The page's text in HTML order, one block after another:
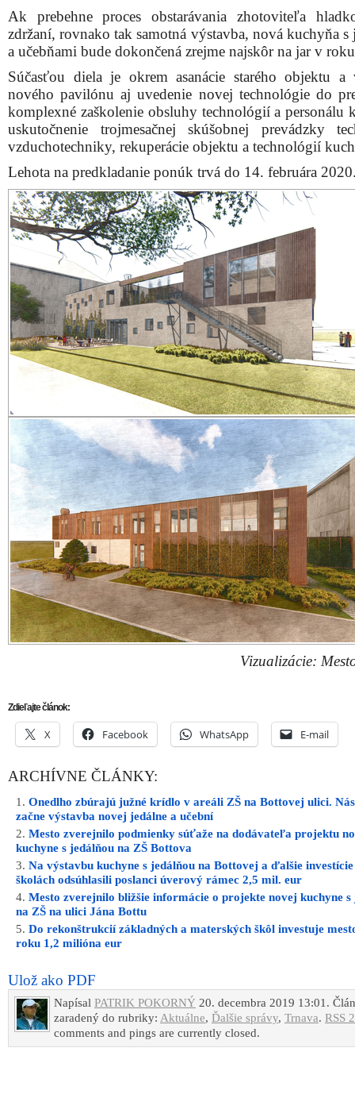
Ak prebehne proces obstarávania zhotoviteľa
zdržaní, rovnako tak samotná výstavba, nová kuchyňa s
a učebňami bude dokončená zrejme najskôr na jar v
Súčasťou diela je okrem asanácie starého objektu a
nového pavilónu aj uvedenie novej technológie do
komplexné zaškolenie obsluhy technológií a personálu
uskutočnenie trojmesačnej skúšobnej prevádzky
vzduchotechniky, rekuperácie objektu a technológií
Lehota na predkladanie ponúk trvá do 14. februára
Vizualizácie:
Zdieľajte článok:
X Facebook WhatsApp E-mail
ARCHÍVNE ČLÁNKY:
Onedlho zbúrajú južné krídlo v areáli ZŠ na Bottovej ulici.
začne výstavba novej jedálne a učební
Mesto zverejnilo podmienky súťaže na dodávateľa projektu
kuchyne s jedálňou na ZŠ Bottova
Na výstavbu kuchyne s jedálňou na Bottovej a ďalšie
školách odsúhlasili poslanci úverový rámec 2,5 mil. eur
Mesto zverejnilo bližšie informácie o projekte novej kuchyne s
na ZŠ na ulici Jána Bottu
Do rekonštrukcií základných a materských škôl investuje
roku 1,2 milióna eur
Ulož ako PDF
Napísal PATRIK POKORNÝ 20. decembra 2019 13:01.
zaradený do rubriky: Aktuálne, Ďalšie správy, Trnava. RSS
comments and pings are currently closed.